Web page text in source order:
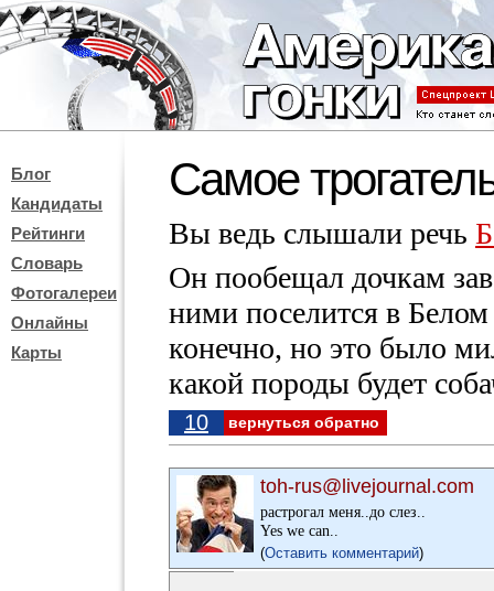
Блог
Кандидаты
Рейтинги
Словарь
Фотогалереи
Онлайны
Карты
Самое
Вы ведь слышали речь
Он пообещал дочкам
ними поселится в
конечно, но это было
какой породы будет
10 вернуться обратно
toh-rus@livejournal.com
растрогал меня..до слез..
Yes we can..
(Оставить комментарий)